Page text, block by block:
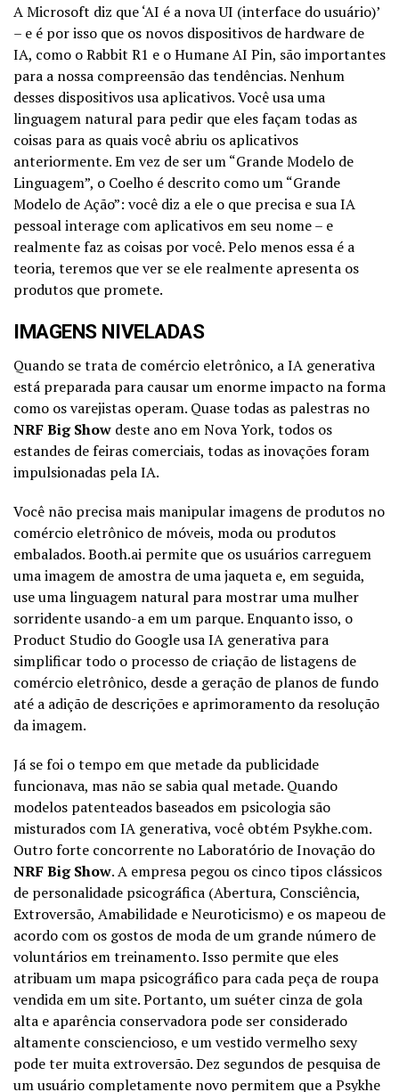
A Microsoft diz que ‘AI é a nova UI (interface do usuário)’
– e é por isso que os novos dispositivos de hardware de
IA, como o Rabbit R1 e o Humane AI Pin, são importantes
para a nossa compreensão das tendências. Nenhum
desses dispositivos usa aplicativos. Você usa uma
linguagem natural para pedir que eles façam todas as
coisas para as quais você abriu os aplicativos
anteriormente. Em vez de ser um “Grande Modelo de
Linguagem”, o Coelho é descrito como um “Grande
Modelo de Ação”: você diz a ele o que precisa e sua IA
pessoal interage com aplicativos em seu nome – e
realmente faz as coisas por você. Pelo menos essa é a
teoria, teremos que ver se ele realmente apresenta os
produtos que promete.
IMAGENS NIVELADAS
Quando se trata de comércio eletrônico, a IA generativa
está preparada para causar um enorme impacto na forma
como os varejistas operam. Quase todas as palestras no
NRF Big Show deste ano em Nova York, todos os
estandes de feiras comerciais, todas as inovações foram
impulsionadas pela IA.
Você não precisa mais manipular imagens de produtos no
comércio eletrônico de móveis, moda ou produtos
embalados. Booth.ai permite que os usuários carreguem
uma imagem de amostra de uma jaqueta e, em seguida,
use uma linguagem natural para mostrar uma mulher
sorridente usando-a em um parque. Enquanto isso, o
Product Studio do Google usa IA generativa para
simplificar todo o processo de criação de listagens de
comércio eletrônico, desde a geração de planos de fundo
até a adição de descrições e aprimoramento da resolução
da imagem.
Já se foi o tempo em que metade da publicidade
funcionava, mas não se sabia qual metade. Quando
modelos patenteados baseados em psicologia são
misturados com IA generativa, você obtém Psykhe.com.
Outro forte concorrente no Laboratório de Inovação do
NRF Big Show. A empresa pegou os cinco tipos clássicos
de personalidade psicográfica (Abertura, Consciência,
Extroversão, Amabilidade e Neuroticismo) e os mapeou de
acordo com os gostos de moda de um grande número de
voluntários em treinamento. Isso permite que eles
atribuam um mapa psicográfico para cada peça de roupa
vendida em um site. Portanto, um suéter cinza de gola
alta e aparência conservadora pode ser considerado
altamente consciencioso, e um vestido vermelho sexy
pode ter muita extroversão. Dez segundos de pesquisa de
um usuário completamente novo permitem que a Psykhe